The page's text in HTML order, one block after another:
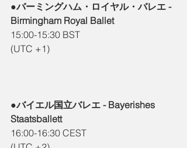
●バーミングハム・ロイヤル・バレエ -
Birmingham Royal Ballet
15:00-15:30 BST
(UTC +1)
●バイエル国立バレエ - Bayerishes
Staatsballett
16:00-16:30 CEST